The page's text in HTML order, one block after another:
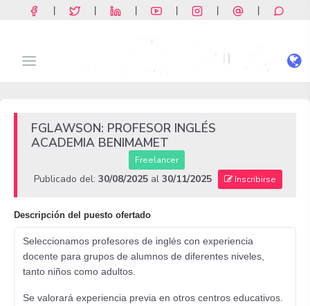
FGLAWSON: PROFESOR INGLÉS
ACADEMIA BENIMAMET
Freelancer
Publicado del: 30/08/2025 al 30/11/2025 Inscribirse
Descripción del puesto ofertado
Seleccionamos profesores de inglés con experiencia
docente para grupos de alumnos de diferentes niveles,
tanto niños como adultos.
Se valorará experiencia previa en otros centros educativos.